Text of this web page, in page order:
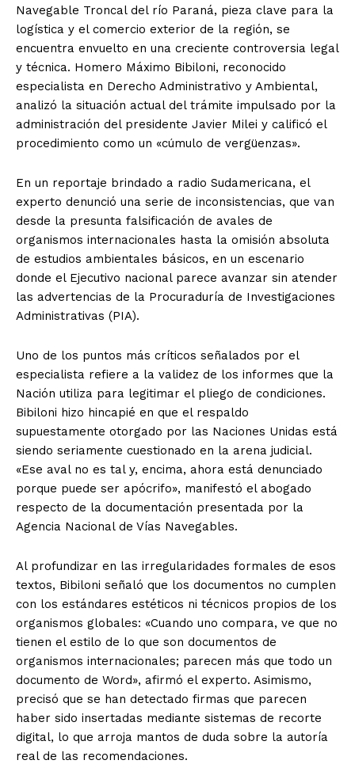
Navegable Troncal del río Paraná, pieza clave para la
logística y el comercio exterior de la región, se
encuentra envuelto en una creciente controversia legal
y técnica. Homero Máximo Bibiloni, reconocido
especialista en Derecho Administrativo y Ambiental,
analizó la situación actual del trámite impulsado por la
administración del presidente Javier Milei y calificó el
procedimiento como un «cúmulo de vergüenzas».
En un reportaje brindado a radio Sudamericana, el
experto denunció una serie de inconsistencias, que van
desde la presunta falsificación de avales de
organismos internacionales hasta la omisión absoluta
de estudios ambientales básicos, en un escenario
donde el Ejecutivo nacional parece avanzar sin atender
las advertencias de la Procuraduría de Investigaciones
Administrativas (PIA).
Uno de los puntos más críticos señalados por el
especialista refiere a la validez de los informes que la
Nación utiliza para legitimar el pliego de condiciones.
Bibiloni hizo hincapié en que el respaldo
supuestamente otorgado por las Naciones Unidas está
siendo seriamente cuestionado en la arena judicial.
«Ese aval no es tal y, encima, ahora está denunciado
porque puede ser apócrifo», manifestó el abogado
respecto de la documentación presentada por la
Agencia Nacional de Vías Navegables.
Al profundizar en las irregularidades formales de esos
textos, Bibiloni señaló que los documentos no cumplen
con los estándares estéticos ni técnicos propios de los
organismos globales: «Cuando uno compara, ve que no
tienen el estilo de lo que son documentos de
organismos internacionales; parecen más que todo un
documento de Word», afirmó el experto. Asimismo,
precisó que se han detectado firmas que parecen
haber sido insertadas mediante sistemas de recorte
digital, lo que arroja mantos de duda sobre la autoría
real de las recomendaciones.